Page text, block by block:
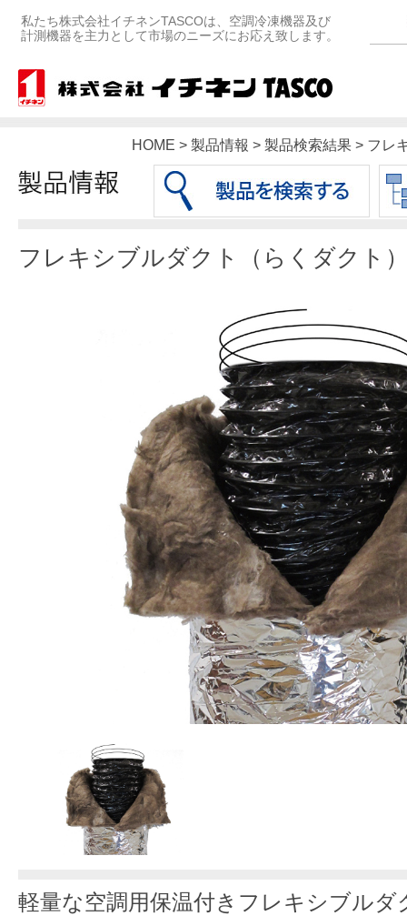
私たち株式会社イチネンTASCOは、空調冷凍機器及び
計測機器を主力として市場のニーズにお応え致します。
HOME > 製品情報 > 製品検索結果 > フレ
フレキシブルダクト（らくダクト
軽量な空調用保温付きフレキシブルダ